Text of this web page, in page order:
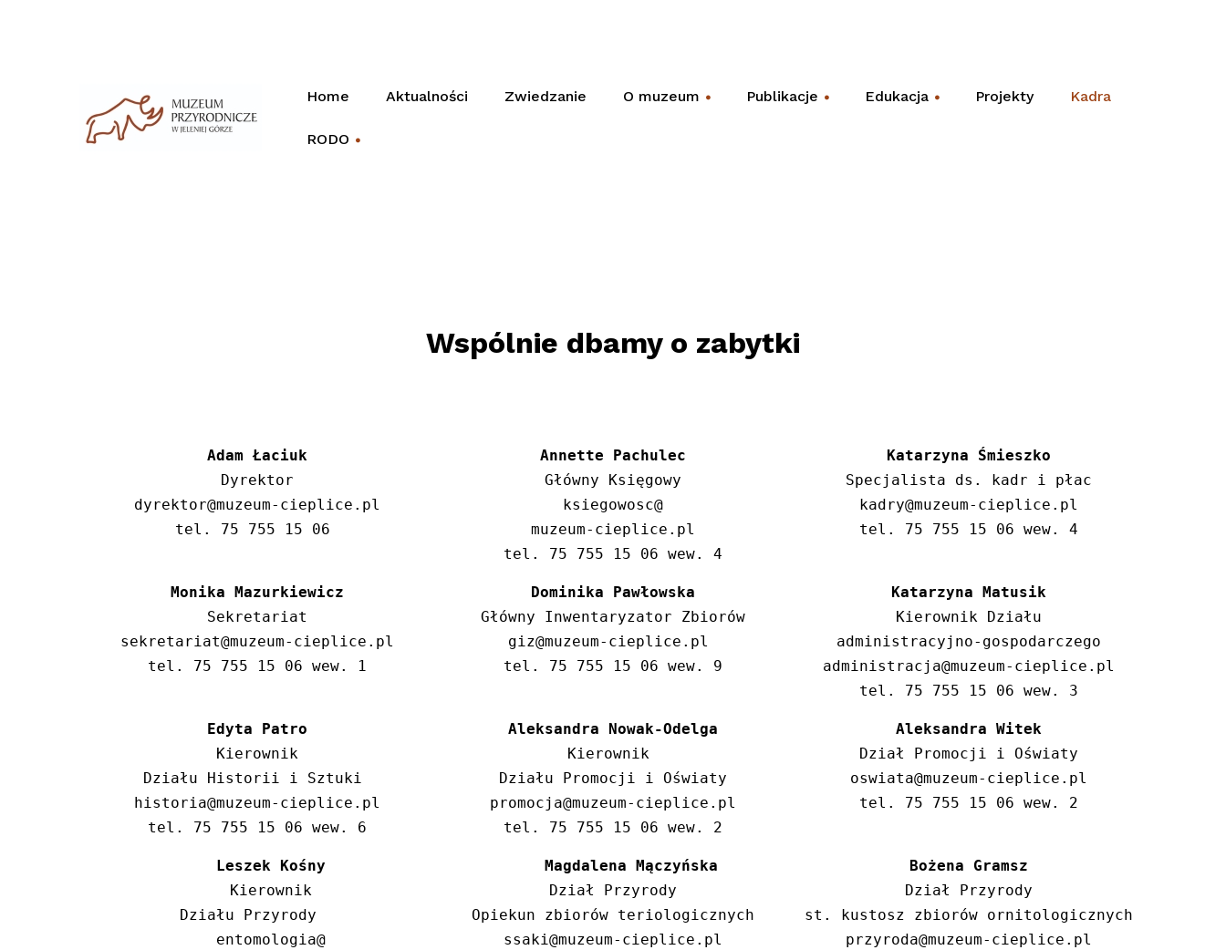
Home Aktualności
Zwiedzanie
O muzeum
Publikacje
Edukacja Projekty Kadra
RODO
Wspólnie dbamy o zabytki
Adam Łaciuk
Dyrektor
dyrektor@muzeum-cieplice.pl
tel. 75 755 15 06
Annette Pachulec
Główny Księgowy
ksiegowosc@
muzeum-cieplice.pl
tel. 75 755 15 06 wew. 4
Specjalista ds. kadr i płac
kadry@muzeum-cieplice.pl
tel. 75 755 15 06 wew. 4
Sekretariat
sekretariat@muzeum-cieplice.pl
Dominika Pawłowska
Główny Inwentaryzator Zbiorów
giz@muzeum-cieplice.pl
tel. 75 755 15 06 wew. 9
Katarzyna Matusik
Kierownik Działu
administracyjno-gospodarczego
administracja@muzeum-cieplice.pl
tel. 75 755 15 06 wew. 3
Edyta Patro
Kierownik
Działu Historii i Sztuki
historia@muzeum-cieplice.pl
tel. 75 755 15 06 wew. 6
Aleksandra Nowak-Odelga
Kierownik
Działu Promocji i Oświaty
promocja@muzeum-cieplice.pl
tel. 75 755 15 06 wew. 2
Aleksandra Witek
Dział Promocji i Oświaty
oswiata@muzeum-cieplice.pl
tel. 75 755 15 06 wew. 2
Leszek Kośny
Magdalena Mączyńska
Dział Przyrody
Opiekun zbiorów teriologicznych
ssaki@muzeum-cieplice.pl
Bożena Gramsz
st. kustosz zbiorów ornitologicznych
przyroda@muzeum-cieplice.pl